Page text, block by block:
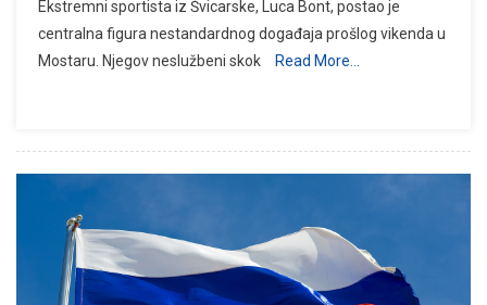
Ekstremni sportista iz Švicarske, Luca Bont, postao je
centralna figura nestandardnog događaja prošlog vikenda u
Mostaru. Njegov neslužbeni skok
Read More…